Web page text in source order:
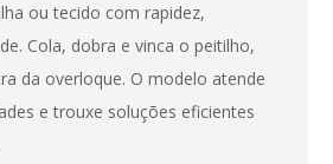
ou tecido com rapidez,
Cola, dobra e vinca o peitilho,
da overloque. O modelo atende
e trouxe soluções eficientes